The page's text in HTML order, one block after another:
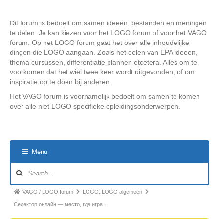
Dit forum is bedoelt om samen ideeen, bestanden en meningen
te delen. Je kan kiezen voor het LOGO forum of voor het VAGO
forum. Op het LOGO forum gaat het over alle inhoudelijke
dingen die LOGO aangaan. Zoals het delen van EPA ideeen,
thema cursussen, differentiatie plannen etcetera. Alles om te
voorkomen dat het wiel twee keer wordt uitgevonden, of om
inspiratie op te doen bij anderen.
Het VAGO forum is voornamelijk bedoelt om samen te komen
over alle niet LOGO specifieke opleidingsonderwerpen.
Menu
Navigation
Forum
breadcrumbs
VAGO / LOGO forum LOGO: LOGO algemeen
Селектор онлайн — место, где игра …